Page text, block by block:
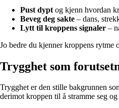
Pust dypt og kjenn hvordan
Beveg deg sakte – dans,
Lytt til kroppens signaler –
Jo bedre du kjenner kroppens rytme
Trygghet som
Trygghet er den stille bakgrunnen
derimot kroppen til å stramme seg